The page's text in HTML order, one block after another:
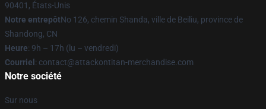
90401, États-Unis
Notre entrepôtNo 126, chemin Shanda, ville de Beiliu, province de
Shandong, CN
Heure: 9h – 17h (lu – vendredi)
Courriel : contact@attackontitan-merchandise.com
Notre société
Sur nous